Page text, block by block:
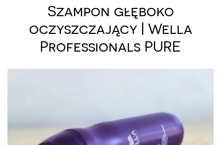
Szampon głęboko
oczyszczający | Wella
Professionals PURE